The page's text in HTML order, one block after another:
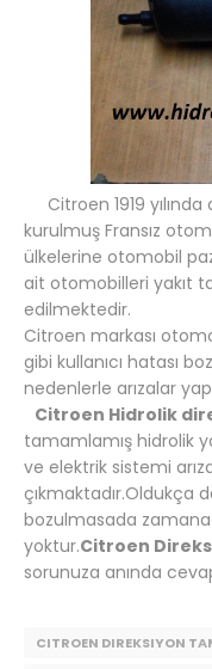
Citroen 1919
kurulmuş Fransız
ülkelerine otomobil
ait otomobilleri yakıt
edilmektedir.
Citroen markası
gibi kullanıcı hatası
nedenlerle arızalar
Citroen Hidrolik
tamamlamış hidrolik
ve elektrik sistemi
çıkmaktadır.Oldukça
bozulmasada zamana
yoktur.Citroen
sorunuza anında
CITROEN DIREKSIYON